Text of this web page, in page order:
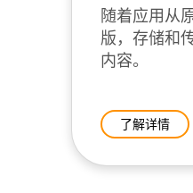
随着应用从
版，存储和
内容。
了解详情